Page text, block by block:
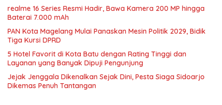
realme 16 Series Resmi Hadir, Bawa Kamera 200 MP hingga
Baterai 7.000 mAh
PAN Kota Magelang Mulai Panaskan Mesin Politik 2029, Bidik
Tiga Kursi DPRD
5 Hotel Favorit di Kota Batu dengan Rating Tinggi dan
Layanan yang Banyak Dipuji Pengunjung
Jejak Jenggala Dikenalkan Sejak Dini, Pesta Siaga Sidoarjo
Dikemas Penuh Tantangan